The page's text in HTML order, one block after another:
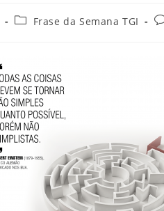
Frase da Semana TGI